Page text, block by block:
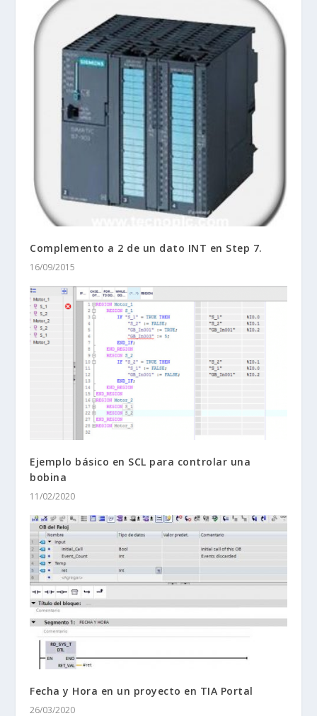
Complemento a 2 de un dato INT en Step 7.
16/09/2015
Ejemplo básico en SCL para controlar una
bobina
11/02/2020
Fecha y Hora en un proyecto en TIA Portal
26/03/2020